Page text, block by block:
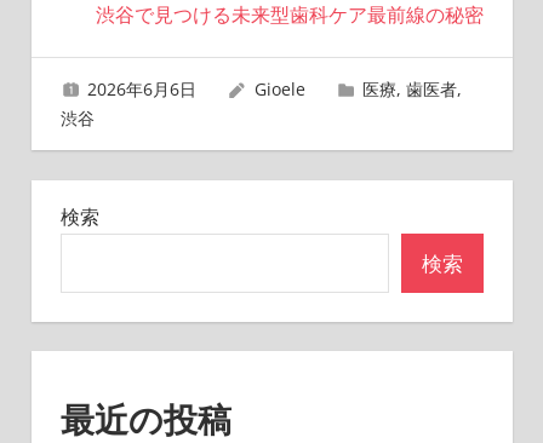
ビ
ゲ
ー
シ
ョ
ン
渋谷で見つける未来型歯科ケア最前線の秘密
2026年6月6日 Gioele 医療,歯医者,
渋谷
検索
検索
最近の投稿